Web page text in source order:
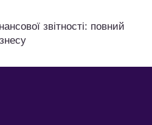
звітності: повний